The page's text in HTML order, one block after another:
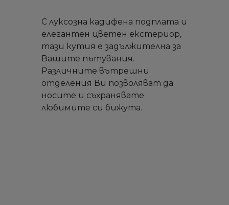
С луксозна кадифена подплата и
елегантен цветен екстериор,
тази кутия е задължителна за
Вашите пътувания.
Различните вътрешни
отделения Ви позволяват да
носите и съхранявате
любимите си бижута.